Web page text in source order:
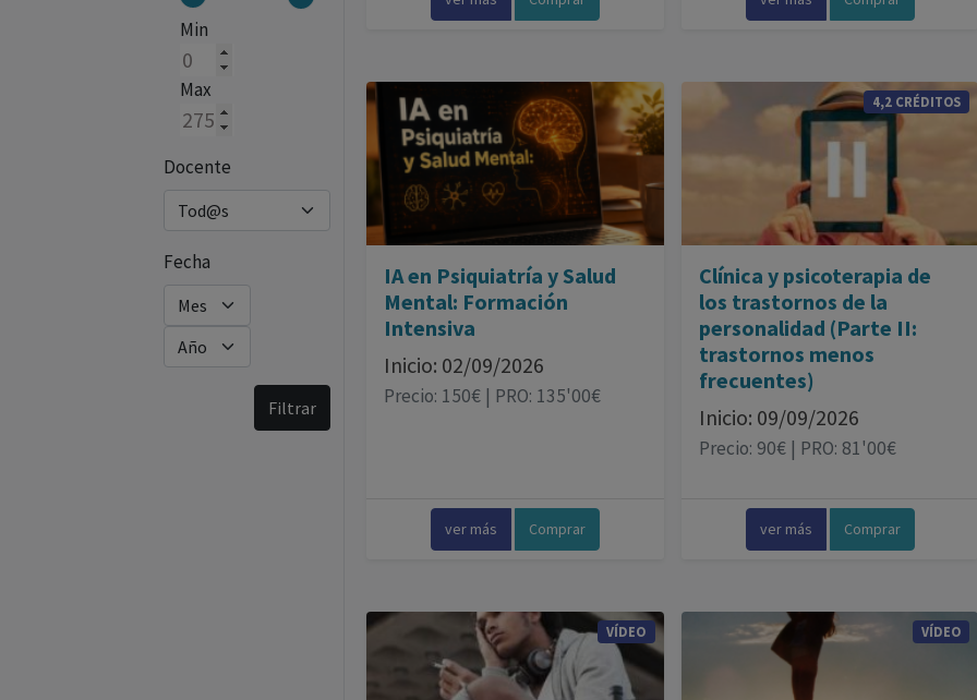
Min
Max
Docente
Fecha
IA en Psiquiatría y Salud
Mental: Formación
Intensiva
Inicio: 02/09/2026
Precio: 150€ | PRO: 135'00€
ver más Comprar
4,2 CRÉDITOS
Clínica y psicoterapia de
los trastornos de la
personalidad (Parte II:
trastornos menos
frecuentes)
Inicio: 09/09/2026
Precio: 90€ | PRO: 81'00€
ver más Comprar
VÍDEO VÍDEO